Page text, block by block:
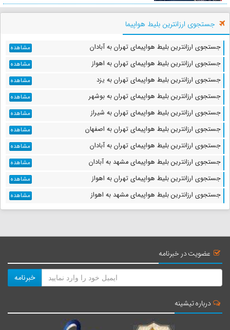
جستجوی ارزانترین بلیط هواپیما
جستجوی ارزانترین بلیط هواپیمای تهران به آبادان مشاهده
جستجوی ارزانترین بلیط هواپیمای تهران به اهواز مشاهده
جستجوی ارزانترین بلیط هواپیمای تهران به یزد مشاهده
جستجوی ارزانترین بلیط هواپیمای تهران به بوشهر مشاهده
جستجوی ارزانترین بلیط هواپیمای تهران به شیراز مشاهده
جستجوی ارزانترین بلیط هواپیمای تهران به اصفهان مشاهده
جستجوی ارزانترین بلیط هواپیمای تهران به آبادان مشاهده
جستجوی ارزانترین بلیط هواپیمای مشهد به آبادان مشاهده
جستجوی ارزانترین بلیط هواپیمای تهران به اهواز مشاهده
جستجوی ارزانترین بلیط هواپیمای مشهد به اهواز مشاهده
عضویت در خبرنامه
خبرنامه
درباره تیشینه